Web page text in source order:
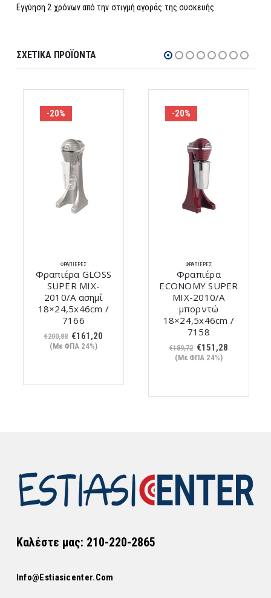
Εγγύηση 2 χρόνων από την στιγμή αγοράς της συσκευής.
ΣΧΕΤΙΚΆ ΠΡΟΪΌΝΤΑ
-20%
ΦΡΑΠΙΈΡΕΣ
Φραπιέρα GLOSS
SUPER MIX-
2010/A ασημί
18×24,5x46cm /
7166
€200,88 Original
price
€161,20Η
(Με ΦΠΑ 24%)
-20%
ΦΡΑΠΙΈΡΕΣ
Φραπιέρα
ECONOMY SUPER
MIX-2010/A
μπορντώ
18×24,5x46cm /
7158
€189,72 Original
price
€151,28Η
(Με ΦΠΑ 24%)
Καλέστε μας: 210-220-2865
Info@estiasicenter.com